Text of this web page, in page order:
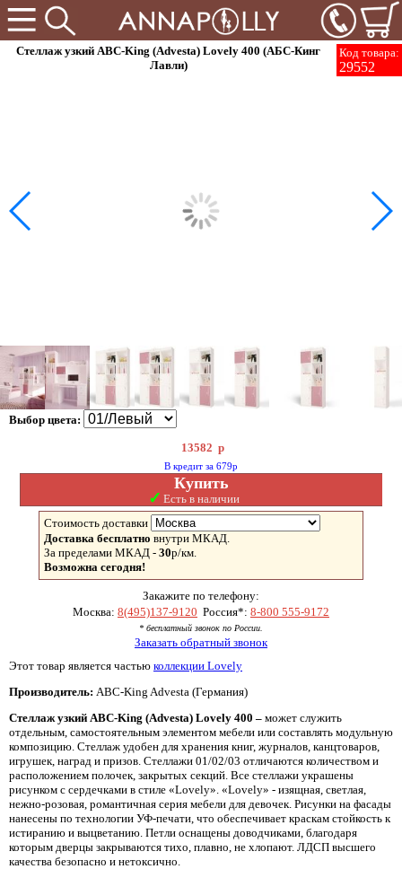
Код товара:
29552
Стеллаж узкий ABC-King (Advesta) Lovely 400 (АБС-Кинг
Лавли)
Выбор цвета:
13582 р
В кредит за 679р
Купить
✓ Есть в наличии
Стоимость доставки
Доставка бесплатно внутри МКАД.
За пределами МКАД - 30р/км.
Возможна сегодня!
Закажите по телефону:
Москва: 8(495)137-9120 Россия*: 8-800 555-9172
* бесплатный звонок по России.
Заказать обратный звонок
Этот товар является частью коллекции Lovely
Производитель: ABC-King Advesta (Германия)
Стеллаж узкий ABC-King (Advesta) Lovely 400 – может служить
отдельным, самостоятельным элементом мебели или составлять модульную
композицию. Стеллаж удобен для хранения книг, журналов, канцтоваров,
игрушек, наград и призов. Стеллажи 01/02/03 отличаются количеством и
расположением полочек, закрытых секций. Все стеллажи украшены
рисунком с сердечками в стиле «Lovely». «Lovely» - изящная, светлая,
нежно-розовая, романтичная серия мебели для девочек. Рисунки на фасады
нанесены по технологии УФ-печати, что обеспечивает краскам стойкость к
истиранию и выцветанию. Петли оснащены доводчиками, благодаря
которым дверцы закрываются тихо, плавно, не хлопают. ЛДСП высшего
качества безопасно и нетоксично.